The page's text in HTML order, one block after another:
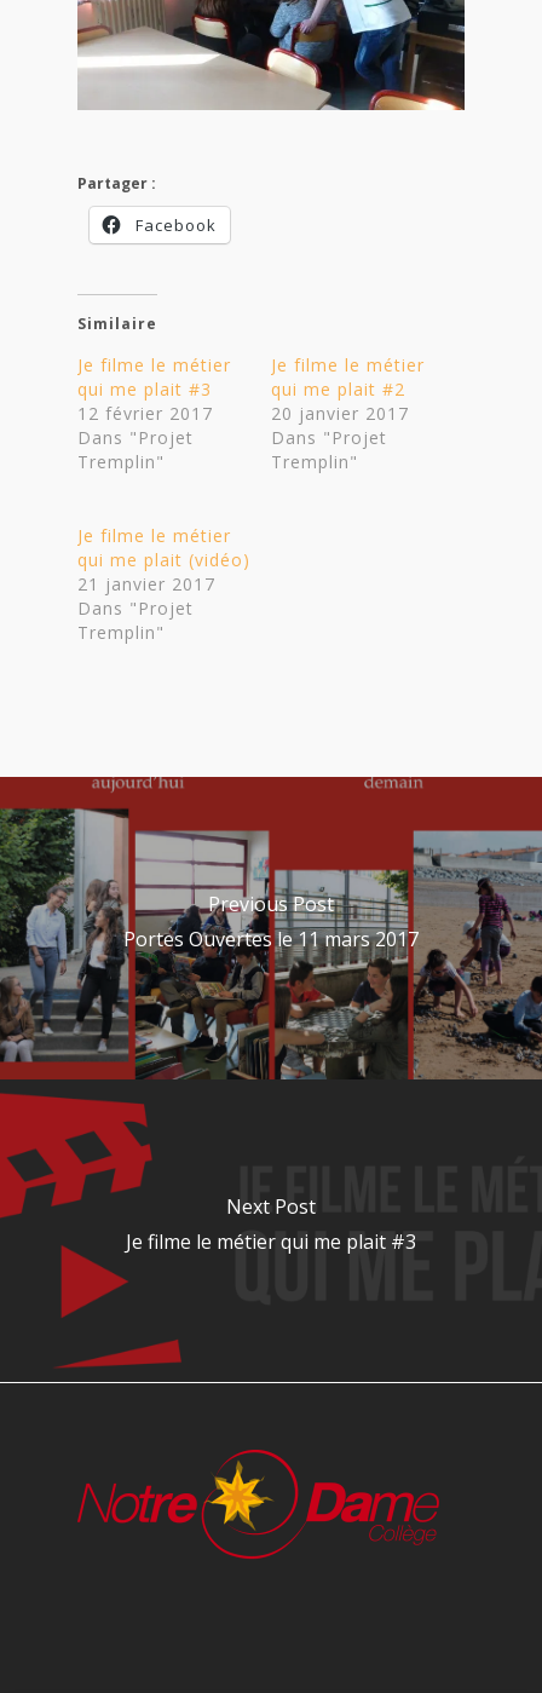
Partager :
Facebook
Similaire
Je filme le métier
qui me plait #3
12 février 2017
Dans "Projet
Tremplin"
Je filme le métier
qui me plait #2
20 janvier 2017
Dans "Projet
Tremplin"
Je filme le métier
qui me plait (vidéo)
21 janvier 2017
Dans "Projet
Tremplin"
Previous Post
Portes Ouvertes le 11 mars 2017
Next Post
Je filme le métier qui me plait #3